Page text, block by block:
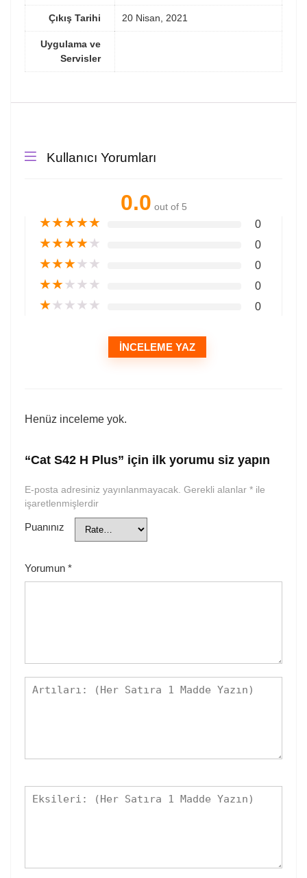
Çıkış Tarihi 20 Nisan, 2021
Uygulama ve
Servisler
Kullanıcı Yorumları
0.0 out of 5
★★★★★ 0
★★★★★ 0
★★★★★ 0
★★★★★ 0
★★★★★ 0
İNCELEME YAZ
Henüz inceleme yok.
“Cat S42 H Plus” için ilk yorumu siz yapın
E-posta adresiniz yayınlanmayacak. Gerekli alanlar * ile
işaretlenmişlerdir
Puanınız
Yorumun *